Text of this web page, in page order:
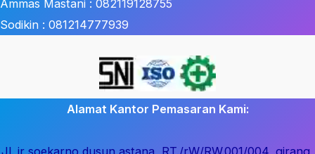
Ammas Mastani : 082119128755
Sodikin : 081214777939
Alamat Kantor Pemasaran Kami: